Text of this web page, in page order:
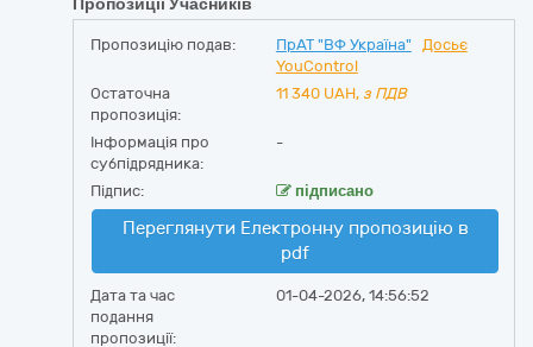
Пропозиції Учасників
Пропозицію подав: ПрАТ "ВФ Україна"
Досьє
YouControl
Остаточна
пропозиція:
11 340 UAH, з ПДВ
Інформація про
субпідрядника:
-
Підпис: підписано
Переглянути Електронну пропозицію в
pdf
Дата та час
подання
пропозиції:
01-04-2026, 14:56:52